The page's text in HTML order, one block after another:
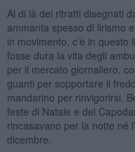
Al di là dei ritratti disegnati
ammanta spesso di lirismo
in movimento, c’è in
fosse dura la vita degli
per il mercato giornaliero,
guanti per sopportare il
mandarino per rinvigorirsi.
feste di Natale e del
rincasavano per la notte né
dicembre.